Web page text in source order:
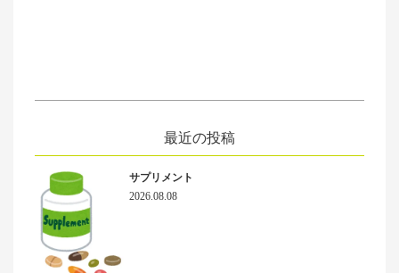
最近の投稿
サプリメント
2026.08.08